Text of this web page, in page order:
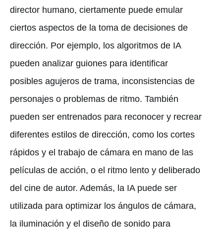
director humano, ciertamente puede emular
ciertos aspectos de la toma de decisiones de
dirección. Por ejemplo, los algoritmos de IA
pueden analizar guiones para identificar
posibles agujeros de trama, inconsistencias de
personajes o problemas de ritmo. También
pueden ser entrenados para reconocer y recrear
diferentes estilos de dirección, como los cortes
rápidos y el trabajo de cámara en mano de las
películas de acción, o el ritmo lento y deliberado
del cine de autor. Además, la IA puede ser
utilizada para optimizar los ángulos de cámara,
la iluminación y el diseño de sonido para